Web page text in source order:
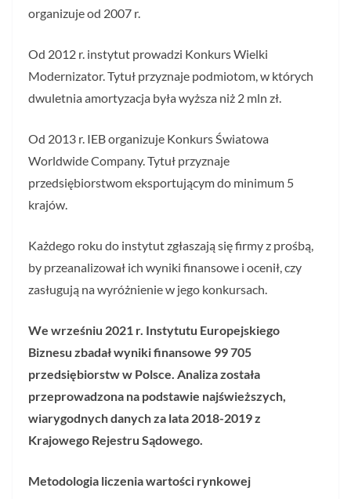
organizuje od 2007 r.
Od 2012 r. instytut prowadzi Konkurs Wielki
Modernizator. Tytuł przyznaje podmiotom, w których
dwuletnia amortyzacja była wyższa niż 2 mln zł.
Od 2013 r. IEB organizuje Konkurs Światowa
Worldwide Company. Tytuł przyznaje
przedsiębiorstwom eksportującym do minimum 5
krajów.
Każdego roku do instytut zgłaszają się firmy z prośbą,
by przeanalizował ich wyniki finansowe i ocenił, czy
zasługują na wyróżnienie w jego konkursach.
We wrześniu 2021 r. Instytutu Europejskiego
Biznesu zbadał wyniki finansowe 99 705
przedsiębiorstw w Polsce. Analiza została
przeprowadzona na podstawie najświeższych,
wiarygodnych danych za lata 2018-2019 z
Krajowego Rejestru Sądowego.
Metodologia liczenia wartości rynkowej